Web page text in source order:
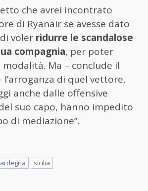
che avrei incontrato
di Ryanair se avesse dato
voler ridurre le scandalose
compagnia, per poter
Ma – conclude il
l’arroganza di quel vettore,
anche dalle offensive
suo capo, hanno impedito
di mediazione”.
sicilia